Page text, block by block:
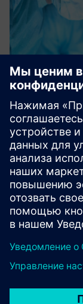
Surgical
Разработано
повышение
хирургических
пациентов и
Узнайте